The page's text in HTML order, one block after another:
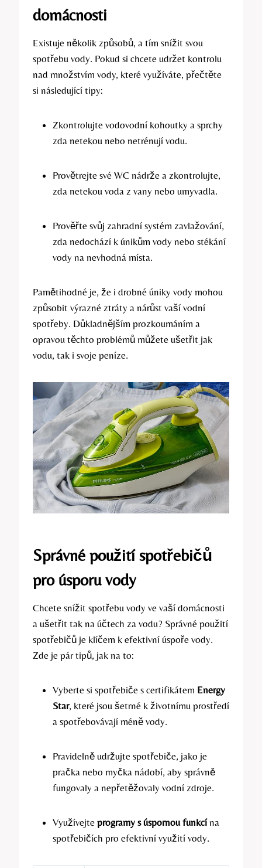
domácnosti
Existuje několik způsobů, a tím snížit svou
spotřebu vody. Pokud si chcete udržet kontrolu
nad množstvím vody, které využíváte, přečtěte
si následující tipy:
Zkontrolujte vodovodní kohoutky a sprchy
zda netekou nebo netrénují vodu.
Provětrejte své WC nádrže a zkontrolujte,
zda netekou voda z vany nebo umyvadla.
Prověřte svůj zahradní systém zavlažování,
zda nedochází k únikům vody nebo stékání
vody na nevhodná místa.
Pamětihodné je, že i drobné úniky vody mohou
způsobit výrazné ztráty a nárůst vaší vodní
spotřeby. Důkladnějším prozkoumáním a
opravou těchto problémů můžete ušetřit jak
vodu, tak i svoje peníze.
Správné použití spotřebičů
pro úsporu vody
Chcete snížit spotřebu vody ve vaší domácnosti
a ušetřit tak na účtech za vodu? Správné použití
spotřebičů je klíčem k efektivní úspoře vody.
Zde je pár tipů, jak na to:
Vyberte si spotřebiče s certifikátem Energy
Star, které jsou šetrné k životnímu prostředí
a spotřebovávají méně vody.
Pravidelně udržujte spotřebiče, jako je
pračka nebo myčka nádobí, aby správně
fungovaly a nepřetěžovaly vodní zdroje.
Využívejte programy s úspornou funkcína
spotřebičích pro efektivní využití vody.